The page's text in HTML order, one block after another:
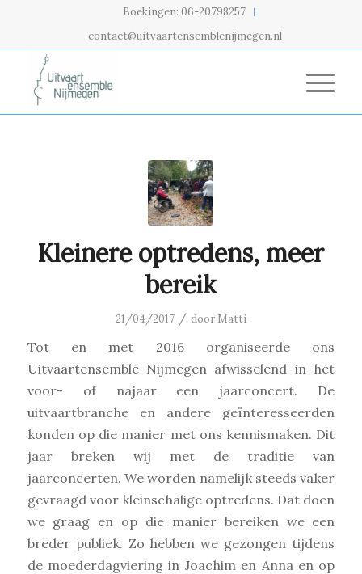
Boekingen: 06-20798257
contact@uitvaartensemblenijmegen.nl
Kleinere optredens, meer
bereik
21/04/2017 / door Matti
Tot en met 2016 organiseerde ons
Uitvaartensemble Nijmegen afwisselend in het
voor- of najaar een jaarconcert. De
uitvaartbranche en andere geïnteresseerden
konden op die manier met ons kennismaken. Dit
jaar breken wij met de traditie van
jaarconcerten. We worden namelijk steeds vaker
gevraagd voor kleinschalige optredens. Dat doen
we graag en op die manier bereiken we een
breder publiek. Zo hebben we gezongen tijdens
de moederdagviering in Joachim en Anna en op